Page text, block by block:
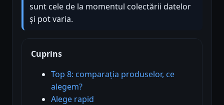
sunt cele de la momentul colectării datelor
și pot varia.
Cuprins
Top 8: comparația produselor, ce
alegem?
Alege rapid